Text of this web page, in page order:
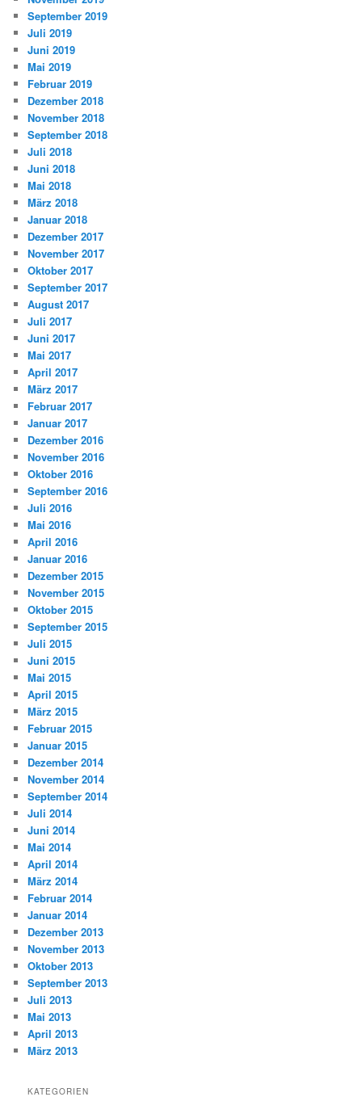
September 2019
Juli 2019
Juni 2019
Mai 2019
Februar 2019
Dezember 2018
November 2018
September 2018
Juli 2018
Juni 2018
Mai 2018
März 2018
Januar 2018
Dezember 2017
November 2017
Oktober 2017
September 2017
August 2017
Juli 2017
Juni 2017
Mai 2017
April 2017
März 2017
Februar 2017
Januar 2017
Dezember 2016
November 2016
Oktober 2016
September 2016
Juli 2016
Mai 2016
April 2016
Januar 2016
Dezember 2015
November 2015
Oktober 2015
September 2015
Juli 2015
Juni 2015
Mai 2015
April 2015
März 2015
Februar 2015
Januar 2015
Dezember 2014
November 2014
September 2014
Juli 2014
Juni 2014
Mai 2014
April 2014
März 2014
Februar 2014
Januar 2014
Dezember 2013
November 2013
Oktober 2013
September 2013
Juli 2013
Mai 2013
April 2013
März 2013
KATEGORIEN